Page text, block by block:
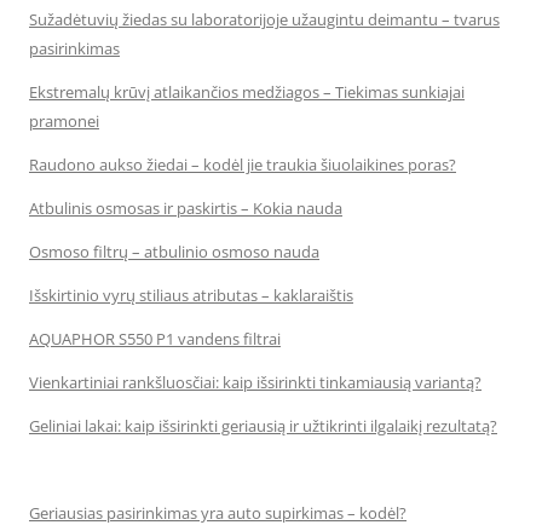
Sužadėtuvių žiedas su laboratorijoje užaugintu deimantu – tvarus
pasirinkimas
Ekstremalų krūvį atlaikančios medžiagos – Tiekimas sunkiajai
pramonei
Raudono aukso žiedai – kodėl jie traukia šiuolaikines poras?
Atbulinis osmosas ir paskirtis – Kokia nauda
Osmoso filtrų – atbulinio osmoso nauda
Išskirtinio vyrų stiliaus atributas – kaklaraištis
AQUAPHOR S550 P1 vandens filtrai
Vienkartiniai rankšluosčiai: kaip išsirinkti tinkamiausią variantą?
Geliniai lakai: kaip išsirinkti geriausią ir užtikrinti ilgalaikį rezultatą?
Geriausias pasirinkimas yra auto supirkimas – kodėl?